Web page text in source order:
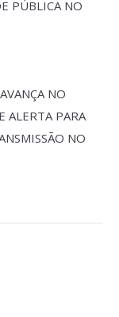
PÚBLICA NO
NO
ALERTA PARA
NO